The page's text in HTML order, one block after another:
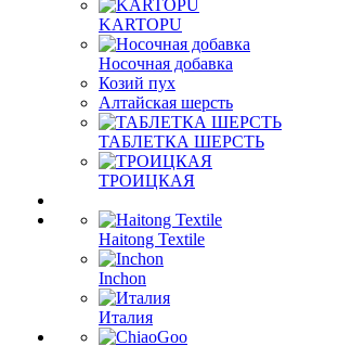
KARTOPU
Носочная добавка
Козий пух
Алтайская шерсть
ТАБЛЕTКА ШЕРСТЬ
ТРОИЦКАЯ
Haitong Textilе
Inchon
Италия